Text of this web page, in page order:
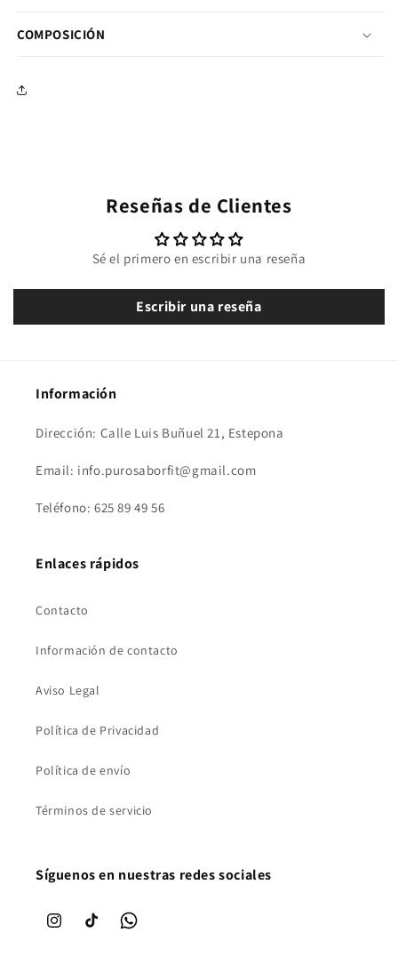
COMPOSICIÓN
Reseñas de Clientes
Sé el primero en escribir una reseña
Escribir una reseña
Información
Dirección: Calle Luis Buñuel 21, Estepona
Email: info.purosaborfit@gmail.com
Teléfono: 625 89 49 56
Enlaces rápidos
Contacto
Información de contacto
Aviso Legal
Política de Privacidad
Política de envío
Términos de servicio
Síguenos en nuestras redes sociales
InstagramTikTok WhatsApp